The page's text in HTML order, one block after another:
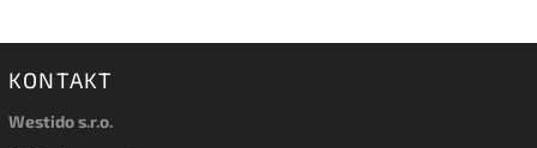
KONTAKT
Westido s.r.o.